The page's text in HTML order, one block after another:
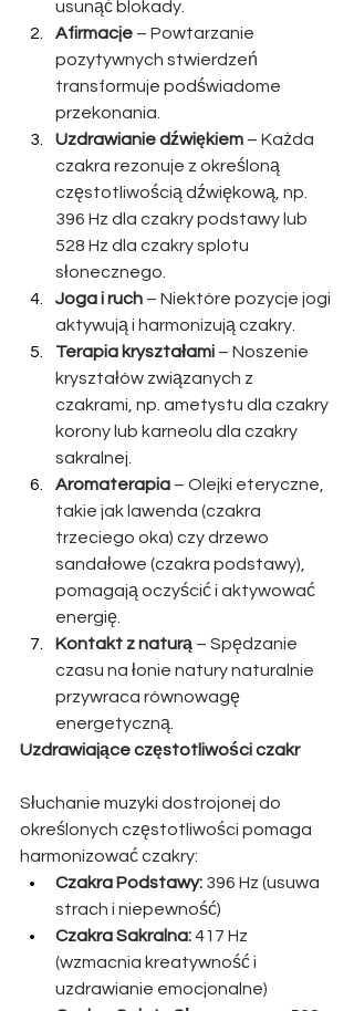
usunąć blokady.
Afirmacje – Powtarzanie
pozytywnych stwierdzeń
transformuje podświadome
przekonania.
Uzdrawianie dźwiękiem – Każda
czakra rezonuje z określoną
częstotliwością dźwiękową, np.
396 Hz dla czakry podstawy lub
528 Hz dla czakry splotu
słonecznego.
Joga i ruch – Niektóre pozycje jogi
aktywują i harmonizują czakry.
Terapia kryształami – Noszenie
kryształów związanych z
czakrami, np. ametystu dla czakry
korony lub karneolu dla czakry
sakralnej.
Aromaterapia – Olejki eteryczne,
takie jak lawenda (czakra
trzeciego oka) czy drzewo
sandałowe (czakra podstawy),
pomagają oczyścić i aktywować
energię.
Kontakt z naturą – Spędzanie
czasu na łonie natury naturalnie
przywraca równowagę
energetyczną.
Uzdrawiające częstotliwości czakr
Słuchanie muzyki dostrojonej do
określonych częstotliwości pomaga
harmonizować czakry:
Czakra Podstawy: 396 Hz (usuwa
strach i niepewność)
Czakra Sakralna: 417 Hz
(wzmacnia kreatywność i
uzdrawianie emocjonalne)